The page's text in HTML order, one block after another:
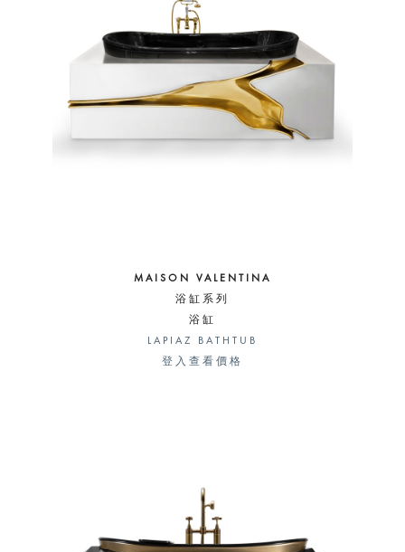
MAISON VALENTINA
浴缸系列
浴缸
LAPIAZ BATHTUB
登入查看價格